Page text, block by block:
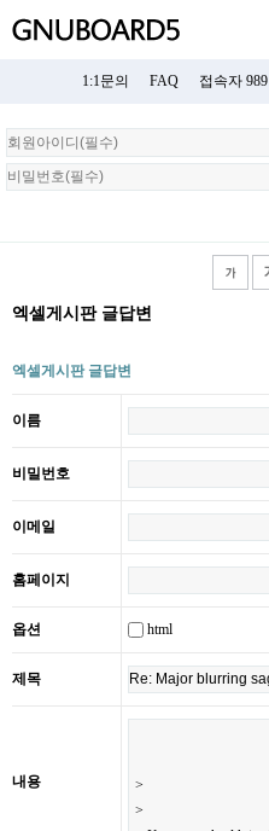
1:1문의 FAQ 접속자 989
회
원
로
엑셀게시판 글답변
엑셀게시판 글답변
이름
비밀번호
이메일
홈페이지
옵션 html
제목
내용